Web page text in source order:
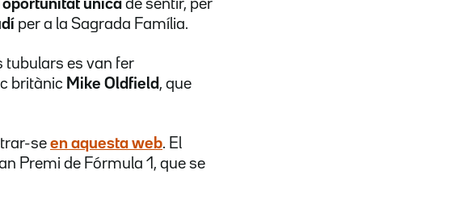
oportunitat única de sentir, per
per a la Sagrada Família.
tubulars es van fer
britànic Mike Oldfield , que
se en aquesta web. El
Premi de Fórmula 1, que se